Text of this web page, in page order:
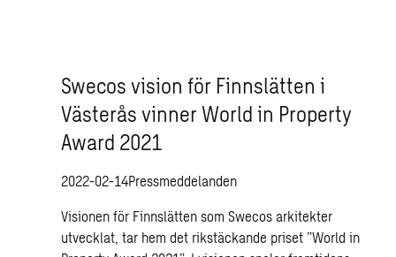
Swecos vision för Finnslätten i
Västerås vinner World in Property
Award 2021
2022-02-14Pressmeddelanden
Visionen för Finnslätten som Swecos arkitekter
utvecklat, tar hem det rikstäckande priset ”World in